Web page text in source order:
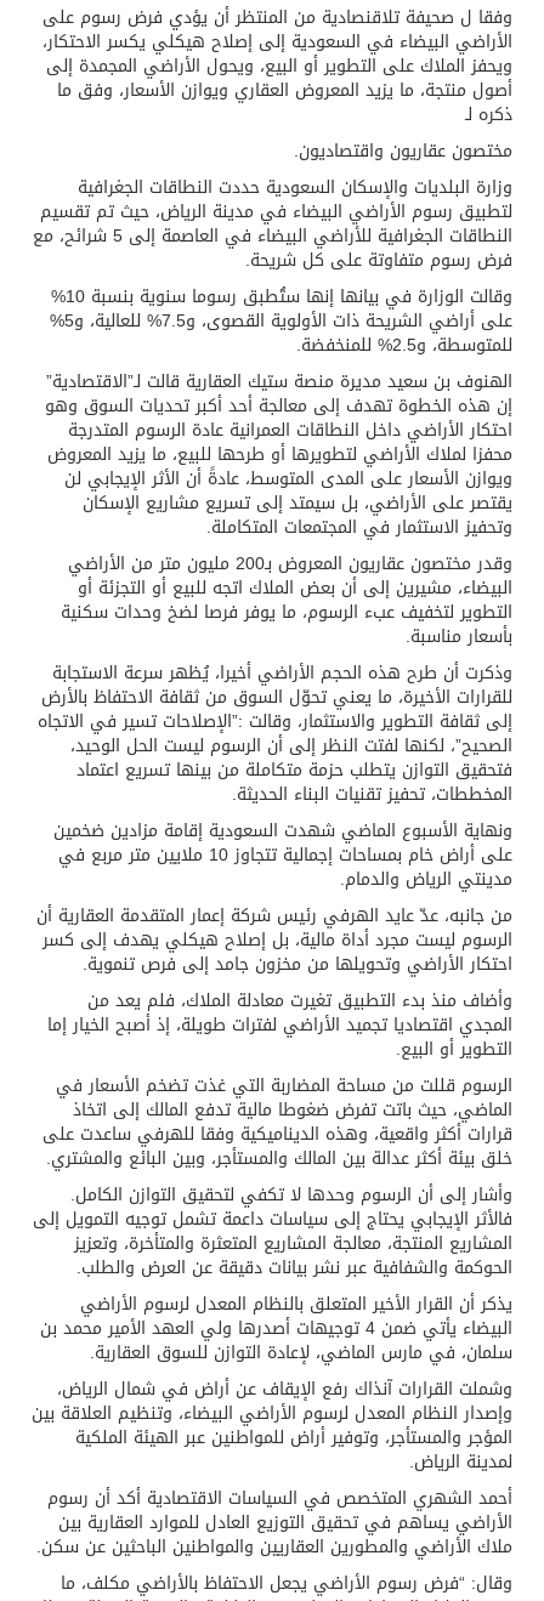
/ ست بلاطات رخامية تاريخية بمعرض عمارة الحرمين الشريفين توثق أسماء الخلفاء الراشدين وتعود إلى القرن الثالث عشر الهجري
ثلة من الضابطات في الجييش الكويتي
مدينة الملك سلمان للطاقة “سبارك” توقع اتفاقية تطوير مصانع جاهزة ومتخصصة في مجال الطاقة
كسوة الكعبة تعتلي البيت العتيق
وفقا ل صحيفة تلاقنصادية من المنتظر أن يؤدي فرض رسوم على
الأراضي البيضاء في السعودية إلى إصلاح هيكلي يكسر الاحتكار،
ويحفز الملاك على التطوير أو البيع، ويحول الأراضي المجمدة إلى
أصول منتجة، ما يزيد المعروض العقاري ويوازن الأسعار، وفق ما
ذكره لـ
مختصون عقاريون واقتصاديون.
وزارة البلديات والإسكان السعودية حددت النطاقات الجغرافية
لتطبيق رسوم الأراضي البيضاء في مدينة الرياض، حيث تم تقسيم
النطاقات الجغرافية للأراضي البيضاء في العاصمة إلى 5 شرائح، مع
فرض رسوم متفاوتة على كل شريحة.
وقالت الوزارة في بيانها إنها ستُطبق رسوما سنوية بنسبة 10%
على أراضي الشريحة ذات الأولوية القصوى، و7.5% للعالية، و5%
للمتوسطة، و2.5% للمنخفضة.
الهنوف بن سعيد مديرة منصة ستيك العقارية قالت لـ”الاقتصادية”
إن هذه الخطوة تهدف إلى معالجة أحد أكبر تحديات السوق وهو
احتكار الأراضي داخل النطاقات العمرانية عادة الرسوم المتدرجة
محفزا لملاك الأراضي لتطويرها أو طرحها للبيع، ما يزيد المعروض
ويوازن الأسعار على المدى المتوسط، عادةً أن الأثر الإيجابي لن
يقتصر على الأراضي، بل سيمتد إلى تسريع مشاريع الإسكان
وتحفيز الاستثمار في المجتمعات المتكاملة.
وقدر مختصون عقاريون المعروض بـ200 مليون متر من الأراضي
البيضاء، مشيرين إلى أن بعض الملاك اتجه للبيع أو التجزئة أو
التطوير لتخفيف عبء الرسوم، ما يوفر فرصا لضخ وحدات سكنية
بأسعار مناسبة.
وذكرت أن طرح هذه الحجم الأراضي أخيرا، يُظهر سرعة الاستجابة
للقرارات الأخيرة، ما يعني تحوّل السوق من ثقافة الاحتفاظ بالأرض
إلى ثقافة التطوير والاستثمار، وقالت :”الإصلاحات تسير في الاتجاه
الصحيح”، لكنها لفتت النظر إلى أن الرسوم ليست الحل الوحيد،
فتحقيق التوازن يتطلب حزمة متكاملة من بينها تسريع اعتماد
المخططات، تحفيز تقنيات البناء الحديثة.
ونهاية الأسبوع الماضي شهدت السعودية إقامة مزادين ضخمين
على أراض خام بمساحات إجمالية تتجاوز 10 ملايين متر مربع في
مدينتي الرياض والدمام.
من جانبه، عدّ عايد الهرفي رئيس شركة إعمار المتقدمة العقارية أن
الرسوم ليست مجرد أداة مالية، بل إصلاح هيكلي يهدف إلى كسر
احتكار الأراضي وتحويلها من مخزون جامد إلى فرص تنموية.
وأضاف منذ بدء التطبيق تغيرت معادلة الملاك، فلم يعد من
المجدي اقتصاديا تجميد الأراضي لفترات طويلة، إذ أصبح الخيار إما
التطوير أو البيع.
الرسوم قللت من مساحة المضاربة التي غذت تضخم الأسعار في
الماضي، حيث باتت تفرض ضغوطا مالية تدفع المالك إلى اتخاذ
قرارات أكثر واقعية، وهذه الديناميكية وفقا للهرفي ساعدت على
خلق بيئة أكثر عدالة بين المالك والمستأجر، وبين البائع والمشتري.
وأشار إلى أن الرسوم وحدها لا تكفي لتحقيق التوازن الكامل.
فالأثر الإيجابي يحتاج إلى سياسات داعمة تشمل توجيه التمويل إلى
المشاريع المنتجة، معالجة المشاريع المتعثرة والمتأخرة، وتعزيز
الحوكمة والشفافية عبر نشر بيانات دقيقة عن العرض والطلب.
يذكر أن القرار الأخير المتعلق بالنظام المعدل لرسوم الأراضي
البيضاء يأتي ضمن 4 توجيهات أصدرها ولي العهد الأمير محمد بن
سلمان، في مارس الماضي، لإعادة التوازن للسوق العقارية.
وشملت القرارات آنذاك رفع الإيقاف عن أراض في شمال الرياض،
وإصدار النظام المعدل لرسوم الأراضي البيضاء، وتنظيم العلاقة بين
المؤجر والمستأجر، وتوفير أراض للمواطنين عبر الهيئة الملكية
لمدينة الرياض.
أحمد الشهري المتخصص في السياسات الاقتصادية أكد أن رسوم
الأراضي يساهم في تحقيق التوزيع العادل للموارد العقارية بين
ملاك الأراضي والمطورين العقاريين والمواطنين الباحثين عن سكن.
وقال: “فرض رسوم الأراضي يجعل الاحتفاظ بالأراضي مكلف، ما